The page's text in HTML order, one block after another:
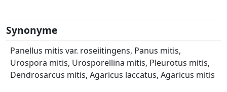
Synonyme
Panellus mitis var. roseiitingens, Panus mitis,
Urospora mitis, Urosporellina mitis, Pleurotus mitis,
Dendrosarcus mitis, Agaricus laccatus, Agaricus mitis